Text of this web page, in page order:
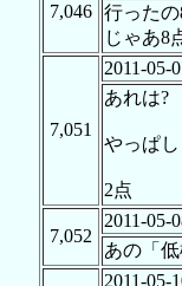
7,046
行った
じゃあ8
7,051
2011-05-
あれは?
やっぱし
2点
7,052
2011-05-
あの「
2011-05-